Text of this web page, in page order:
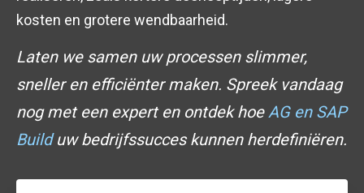
kosten en grotere wendbaarheid.
Laten we samen uw processen slimmer,
sneller en efficiënter maken. Spreek vandaag
nog met een expert en ontdek hoeAG en SAP
Builduw bedrijfssucces kunnen herdefiniëren.